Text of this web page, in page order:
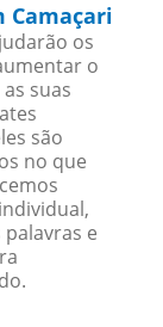
Camaçari
os
o
suas
são
no que
e